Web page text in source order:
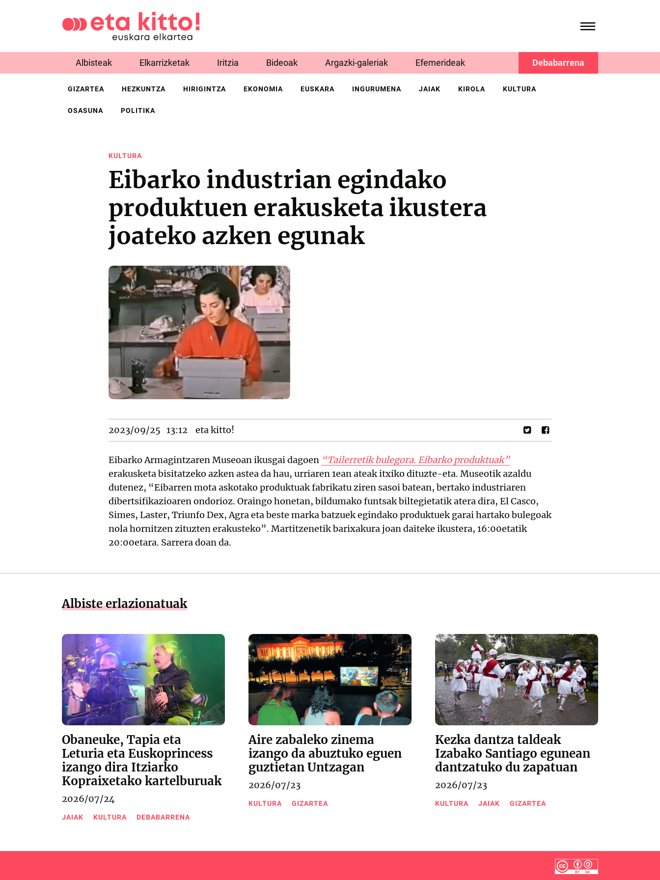
Albisteak Elkarrizketak Iritzia Bideoak Argazki-galeriak Efemerideak Debabarrena
GIZARTEA HEZKUNTZA HIRIGINTZA EKONOMIA EUSKARA INGURUMENA JAIAK KIROLA KULTURA
OSASUNA POLITIKA
KULTURA
Eibarko industrian egindako
produktuen erakusketa ikustera
joateko azken egunak
2023/09/25 13:12 eta kitto!
Eibarko Armagintzaren Museoan ikusgai dagoen “Tailerretik bulegora. Eibarko produktuak”
erakusketa bisitatzeko azken astea da hau, urriaren 1ean ateak itxiko dituzte-eta. Museotik azaldu
dutenez, “Eibarren mota askotako produktuak fabrikatu ziren sasoi batean, bertako industriaren
dibertsifikazioaren ondorioz. Oraingo honetan, bildumako funtsak biltegietatik atera dira, El Casco,
Simes, Laster, Triunfo Dex, Agra eta beste marka batzuek egindako produktuek garai hartako bulegoak
nola hornitzen zituzten erakusteko”. Martitzenetik barixakura joan daiteke ikustera, 16:00etatik
20:00etara. Sarrera doan da.
Albiste erlazionatuak
Obaneuke, Tapia eta
Leturia eta Euskoprincess
izango dira Itziarko
Kopraixetako kartelburuak
2026/07/24
JAIAK KULTURA DEBABARRENA
Aire zabaleko zinema
izango da abuztuko eguen
guztietan Untzagan
2026/07/23
KULTURA GIZARTEA
Kezka dantza taldeak
Izabako Santiago egunean
dantzatuko du zapatuan
2026/07/23
KULTURA JAIAK GIZARTEA